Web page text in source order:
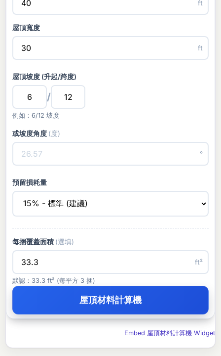
ft
屋頂寬度
ft
屋頂坡度 (升起/跨度)
/
例如：6/12 坡度
或坡度角度 (度)
°
預留損耗量
每捆覆蓋面積 (選填)
ft²
默認：33.3 ft² (每平方 3 捆)
屋頂材料計算機
Embed 屋頂材料計算機 Widget